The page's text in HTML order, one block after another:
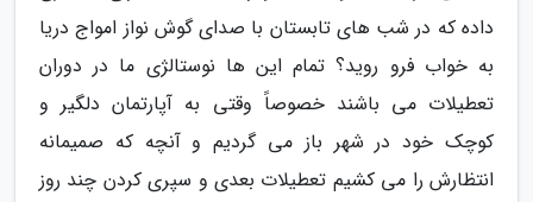
داده که در شب های تابستان با صدای گوش نواز امواج دریا
به خواب فرو روید؟ تمام این ها نوستالژی ما در دوران
تعطیلات می باشند خصوصاً وقتی به آپارتمان دلگیر و
کوچک خود در شهر باز می گردیم و آنچه که صمیمانه
انتظارش را می کشیم تعطیلات بعدی و سپری کردن چند روز